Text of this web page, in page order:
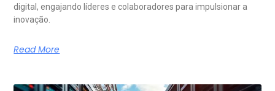
digital, engajando líderes e colaboradores para impulsionar a
inovação.
Read More